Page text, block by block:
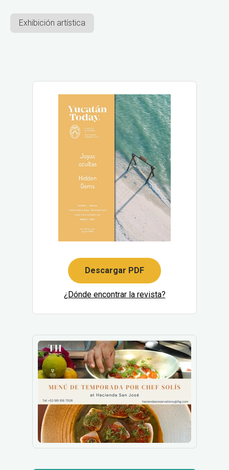
Exhibición artística
Descargar PDF
¿Dónde encontrar la revista?